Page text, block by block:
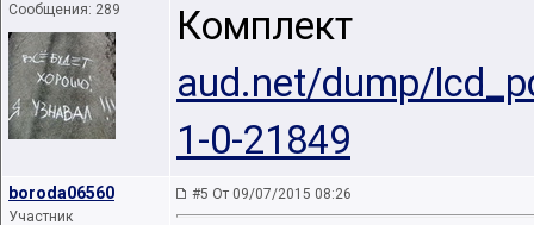
Сообщения: 289
aud.net/dump/
1-0-21849
boroda06560
Участник
#5 От 09/07/2015 08:26